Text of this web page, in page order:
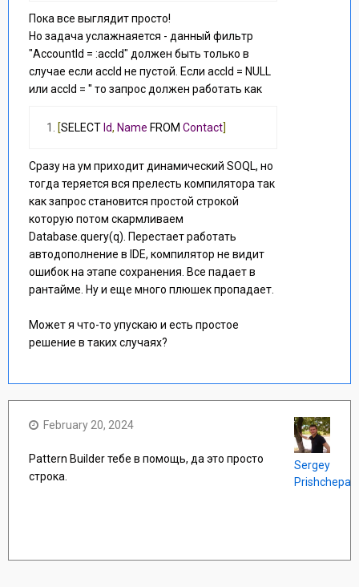
Пока все выглядит просто!
Но задача услажнаяется - данный фильтр
"AccountId = :accId" должен быть только в
случае если accId не пустой. Если accId = NULL
или accId = '' то запрос должен работать как
[SELECT Id, Name FROM Contact]
Сразу на ум приходит динамический SOQL, но
тогда теряется вся прелесть компилятора так
как запрос становится простой строкой
которую потом скармливаем
Database.query(q). Перестает работать
автодополнение в IDE, компилятор не видит
ошибок на этапе сохранения. Все падает в
рантайме. Ну и еще много плюшек пропадает.
Может я что-то упускаю и есть простое
решение в таких случаях?
February 20, 2024
Pattern Builder тебе в помощь, да это просто
строка.
Sergey
Prishchepa